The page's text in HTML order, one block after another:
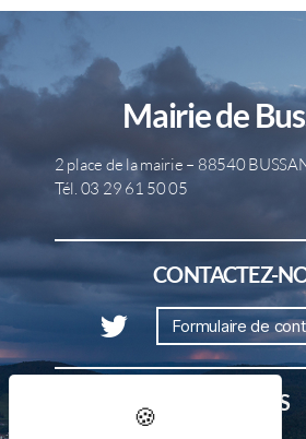
Mairie de
2 place de la mairie – 88540
Tél. 03 29 61 50 05
CONTACTEZ-
Formulaire de
HORAIRES